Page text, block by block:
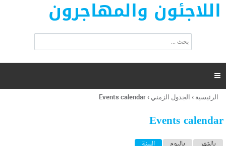
اللاجئون والمهاجرون
ت
ر
ل
ح
ب

أنت
هنا
الرئيسية › الجدول الزمني ›
Events calendar
Events calendar